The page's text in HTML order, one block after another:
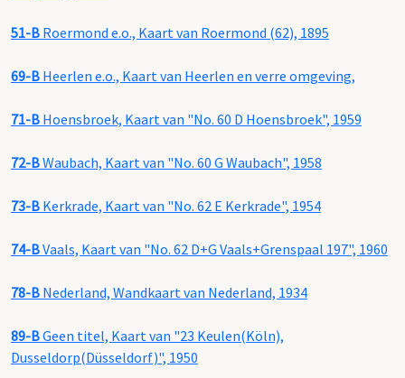
51-B Roermond e.o., Kaart van Roermond (62), 1895
69-B Heerlen e.o., Kaart van Heerlen en verre omgeving,
71-B Hoensbroek, Kaart van "No. 60 D Hoensbroek", 1959
72-BWaubach, Kaart van "No. 60 G Waubach", 1958
73-B Kerkrade, Kaart van "No. 62 E Kerkrade", 1954
74-BVaals, Kaart van "No. 62 D+G Vaals+Grenspaal 197", 1960
78-B Nederland, Wandkaart van Nederland, 1934
89-BGeen titel, Kaart van "23 Keulen(Köln),
Dusseldorp(Düsseldorf)", 1950